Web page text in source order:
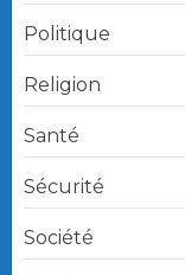
Politique
Religion
Santé
Sécurité
Société